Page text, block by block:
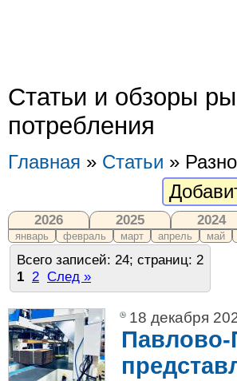
Статьи и обзоры
потребления
Главная » Статьи »
2026 2025 2024
январь февраль март апрель май
Всего записей: 24; страниц: 2
1 2 След »
18 декабря
Павлово-